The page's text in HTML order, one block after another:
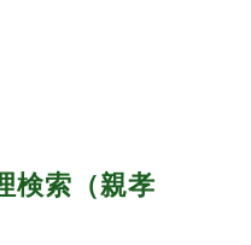
検索（親孝